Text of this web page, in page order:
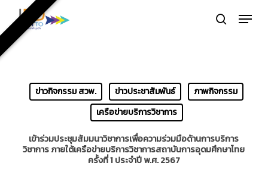
main
content
search
Menu
ข่าวกิจกรรม สวพ. ข่าวประชาสัมพันธ์
ภาพกิจกรรม
เครือข่ายบริการวิชาการ
เข้าร่วมประชุมสัมมนาวิชาการเพื่อความร่วมมือด้านการบริการ
วิชาการ ภายใต้เครือข่ายบริการวิชาการสถาบันการอุดมศึกษาไทย
ครั้งที่ 1 ประจำปี พ.ศ. 2567